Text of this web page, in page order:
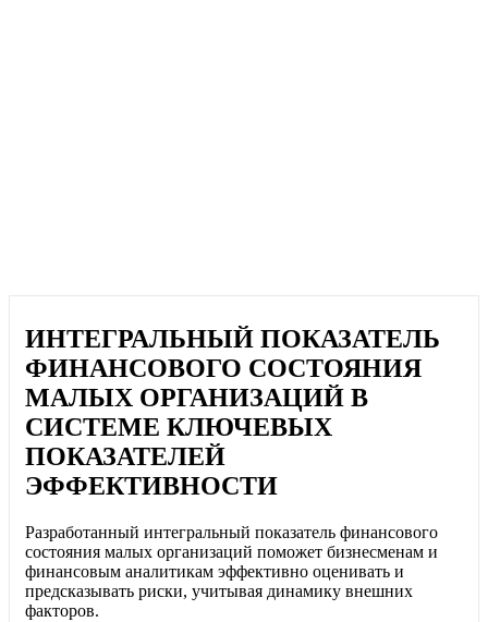
ИНТЕГРАЛЬНЫЙ ПОКАЗАТЕЛЬ
ФИНАНСОВОГО СОСТОЯНИЯ
МАЛЫХ ОРГАНИЗАЦИЙ В
СИСТЕМЕ КЛЮЧЕВЫХ
ПОКАЗАТЕЛЕЙ
ЭФФЕКТИВНОСТИ
Разработанный интегральный показатель финансового
состояния малых организаций поможет бизнесменам и
финансовым аналитикам эффективно оценивать и
предсказывать риски, учитывая динамику внешних
факторов.